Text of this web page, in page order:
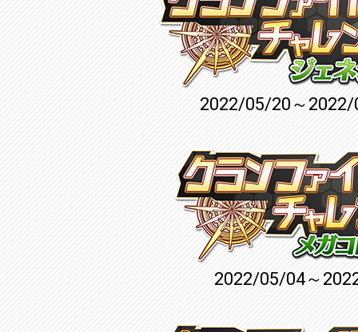
2022/05/20～
2022/05/04～